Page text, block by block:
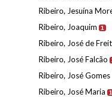
Ribeiro, Jesuína
Ribeiro, Joaquim 1
Ribeiro, José de
Ribeiro, José Falcão
Ribeiro, José
Ribeiro, José Maria 1